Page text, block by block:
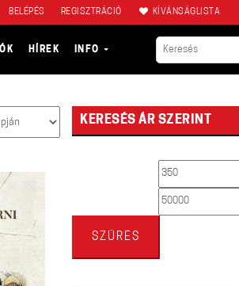
BELÉPÉS REGISZTRÁCIÓ KÍVÁNSÁGLISTA
HÍREK INFO
KERESÉS ÁR SZERINT
Min
SZŰRÉS